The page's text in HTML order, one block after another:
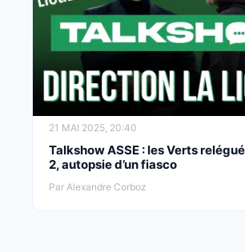
21 MAI 2025, 20:40
Talkshow ASSE : les Verts
2, autopsie d’un fiasco
Par Alexandre Corboz